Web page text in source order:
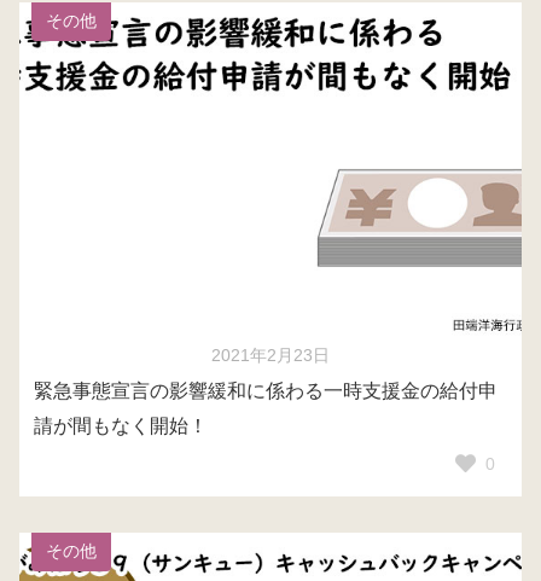
その他
2021年2月23日
緊急事態宣言の影響緩和に係わる一時支援金の給付申
請が間もなく開始！
0
その他